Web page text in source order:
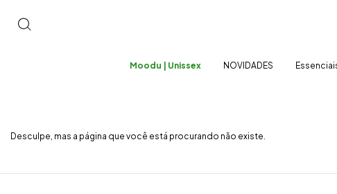
Moodu | Unissex NOVIDADES
Desculpe, mas a página que você está procurando não existe.